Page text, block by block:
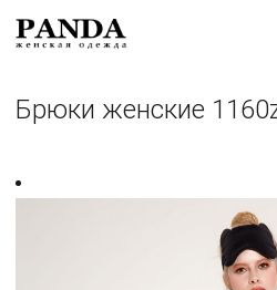
Брюки женские